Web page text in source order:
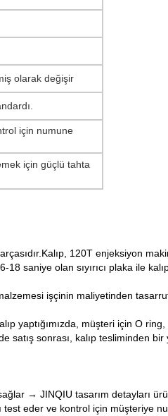
olarak değişir
için numune
için güçlü tahta
120T enjeksiyon
saniye olan sıyırıcı plaka ile
işçinin maliyetinden
yaptığımızda, müşteri için O
satış sonrası, kalıp tesliminden
→ JINQIU tasarım detayları
eder ve kontrol için müşteriye